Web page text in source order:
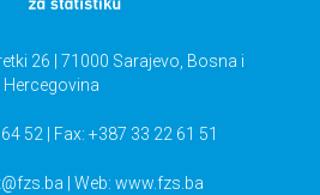
26 | 71000 Sarajevo, Bosna i
Hercegovina
52 | Fax: +387 33 22 61 51
| Web: www.fzs.ba